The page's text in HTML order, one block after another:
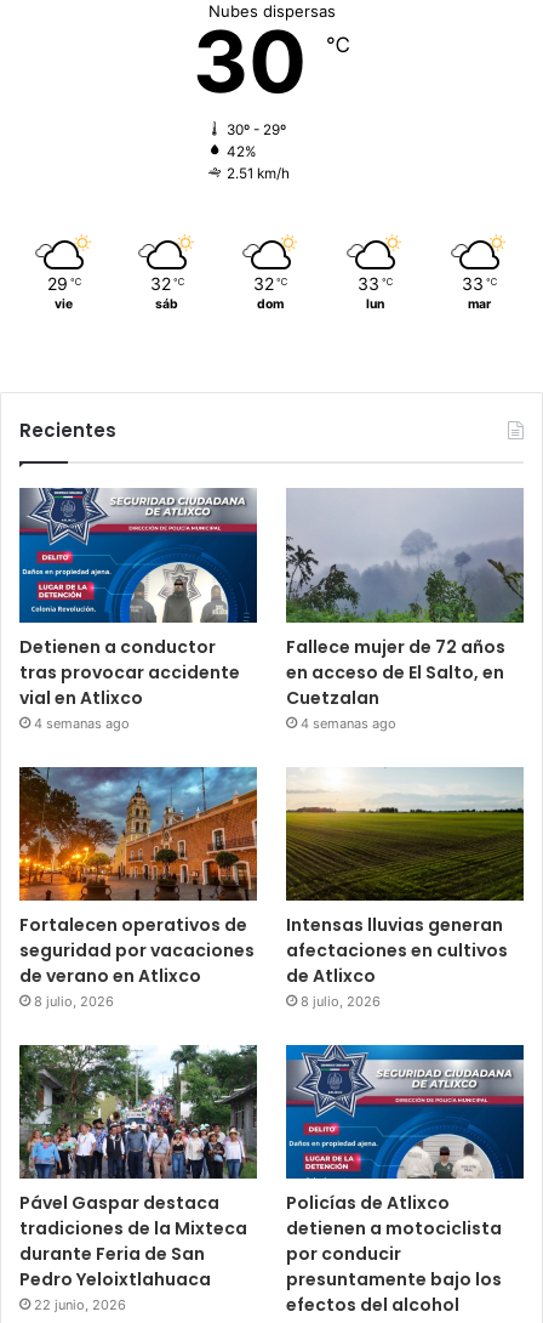
Nubes dispersas
30 ℃
30º - 29º
42%
2.51 km/h
29 ℃
vie
32 ℃
sáb
32 ℃
dom
33 ℃
lun
33 ℃
mar
Recientes
Detienen a conductor
tras provocar accidente
vial en Atlixco
4 semanas ago
Fallece mujer de 72 años
en acceso de El Salto, en
Cuetzalan
4 semanas ago
Fortalecen operativos de
seguridad por vacaciones
de verano en Atlixco
8 julio, 2026
Intensas lluvias generan
afectaciones en cultivos
de Atlixco
8 julio, 2026
Pável Gaspar destaca
tradiciones de la Mixteca
durante Feria de San
Pedro Yeloixtlahuaca
22 junio, 2026
Policías de Atlixco
detienen a motociclista
por conducir
presuntamente bajo los
efectos del alcohol